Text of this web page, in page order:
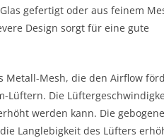
gefertigt oder aus feinem
Design sorgt für eine gute
Metall-Mesh, die den Airflow
Lüftern. Die
werden kann. Die
Langlebigkeit des Lüfters